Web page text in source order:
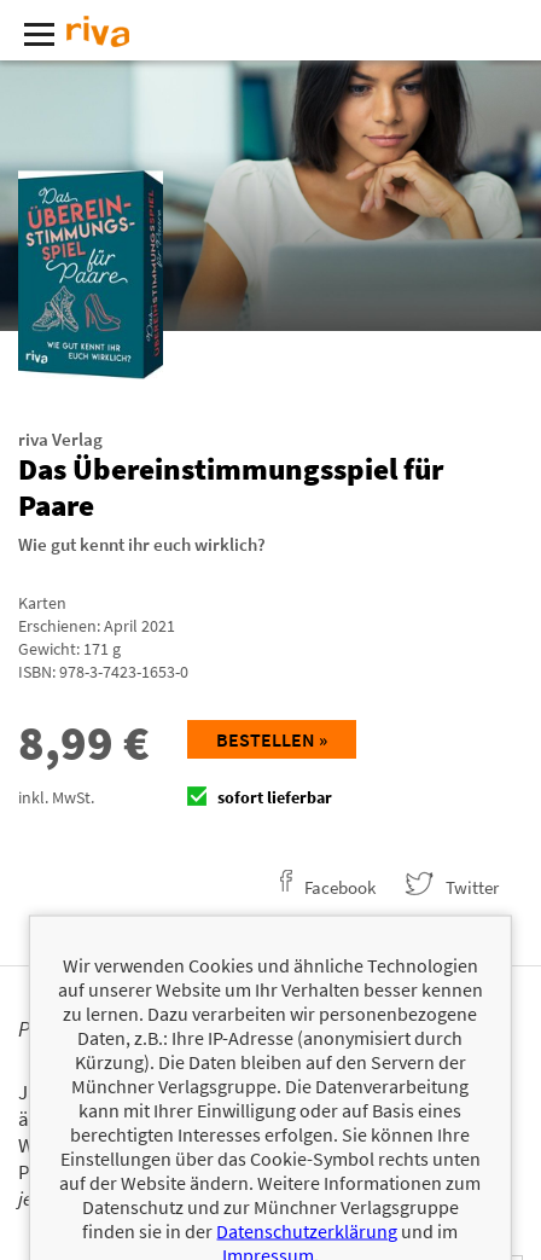
riva Verlag
Das Übereinstimmungsspiel für
Paare
Wie gut kennt ihr euch wirklich?
Karten
Erschienen: April 2021
Gewicht: 171 g
ISBN:978-3-7423-1653-0
8,99 €
inkl. MwSt.
BESTELLEN »
sofort lieferbar
Facebook Twitter
PERSONALISIERTE PRODUKTINFORMATIONEN
Ja, ich will über interessante Neuerscheinungen und
ähnliche Produkte informiert werden.
Wir halten Sie per E-Mail auf dem aktuellen Stand über das
Programm der Münchner Verlagsgruppe.Tragen Sie sich
jetzt ein!
E-Mail-Adresse:
Wir verwenden Cookies und ähnliche Technologien
auf unserer Website um Ihr Verhalten besser kennen
zu lernen. Dazu verarbeiten wir personenbezogene
Daten, z.B.: Ihre IP-Adresse (anonymisiert durch
Kürzung). Die Daten bleiben auf den Servern der
Münchner Verlagsgruppe. Die Datenverarbeitung
kann mit Ihrer Einwilligung oder auf Basis eines
berechtigten Interesses erfolgen. Sie können Ihre
Einstellungen über das Cookie-Symbol rechts unten
auf der Website ändern. Weitere Informationen zum
Datenschutz und zur Münchner Verlagsgruppe
finden sie in der Datenschutzerklärung und im
Impressum.